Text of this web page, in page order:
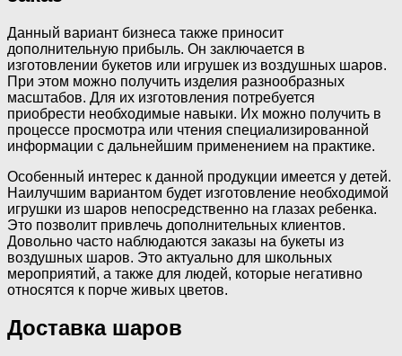
Данный вариант бизнеса также приносит
дополнительную прибыль. Он заключается в
изготовлении букетов или игрушек из воздушных шаров.
При этом можно получить изделия разнообразных
масштабов. Для их изготовления потребуется
приобрести необходимые навыки. Их можно получить в
процессе просмотра или чтения специализированной
информации с дальнейшим применением на практике.
Особенный интерес к данной продукции имеется у детей.
Наилучшим вариантом будет изготовление необходимой
игрушки из шаров непосредственно на глазах ребенка.
Это позволит привлечь дополнительных клиентов.
Довольно часто наблюдаются заказы на букеты из
воздушных шаров. Это актуально для школьных
мероприятий, а также для людей, которые негативно
относятся к порче живых цветов.
Доставка шаров